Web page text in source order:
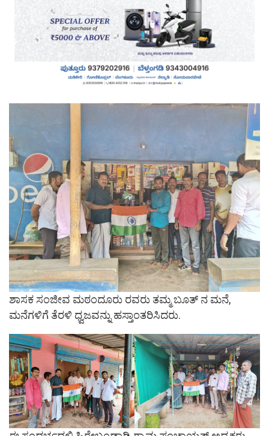
ಶಾಸಕ ಸಂಜೀವ ಮಠಂದೂರು ರವರು ತಮ್ಮ ಬೂತ್ ನ ಮನೆ,
ಮನೆಗಳಿಗೆ ತೆರಳಿ ಧ್ವಜವನ್ನು ಹಸ್ತಾಂತರಿಸಿದರು.